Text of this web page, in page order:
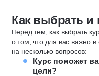
Как выбрать и
Перед тем, как выбрать
о том, что для вас важно в
на несколько вопросов:
Курс поможет
цели?